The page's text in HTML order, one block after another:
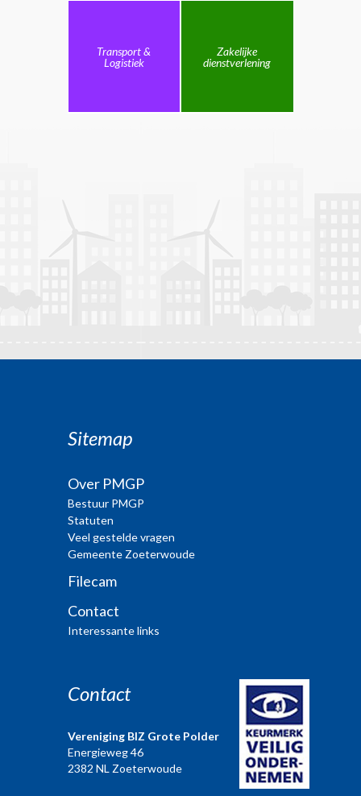
Transport &
Logistiek
Zakelijke
dienstverlening
Sitemap
Over PMGP
Bestuur PMGP
Statuten
Veel gestelde vragen
Gemeente Zoeterwoude
Filecam
Contact
Interessante links
Contact
Vereniging BIZ Grote Polder
Energieweg 46
2382 NL Zoeterwoude